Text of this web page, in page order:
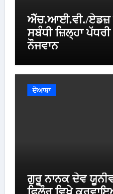
ਐੱਚ.ਆਈ.ਵੀ./ਏਡਜ਼
ਸਬੰਧੀ ਜ਼ਿਲ੍ਹਾ
ਨੌਜਵਾਨ
ਦੋਆਬਾ
ਗੁਰੂ ਨਾਨਕ ਦੇਵ